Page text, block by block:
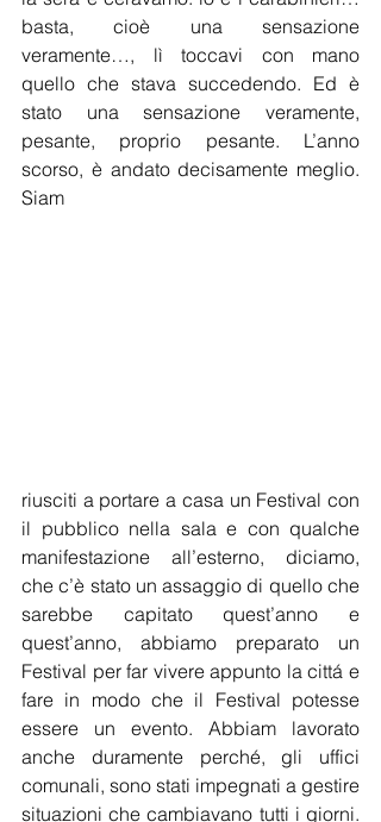
basta, cioè una sensazione
veramente…, lì toccavi con mano
quello che stava succedendo. Ed è
stato una sensazione veramente,
pesante, proprio pesante. L’anno
scorso, è andato decisamente meglio.
Siam
riusciti a portare a casa un Festival con
il pubblico nella sala e con qualche
manifestazione all’esterno, diciamo,
che c’è stato un assaggio di quello che
sarebbe capitato quest’anno e
quest’anno, abbiamo preparato un
Festival per far vivere appunto la cittá e
fare in modo che il Festival potesse
essere un evento. Abbiam lavorato
anche duramente perché, gli uffici
comunali, sono stati impegnati a gestire
situazioni che cambiavano tutti i giorni.